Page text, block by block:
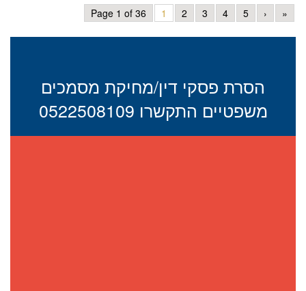
Page 1 of 36 1 2 3 4 5 › »
הסרת פסקי דין/מחיקת מסמכים
משפטיים התקשרו 0522508109